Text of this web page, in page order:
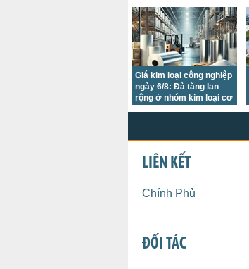
Giá kim loại công nghiệp
ngày 6/8: Đà tăng lan
rộng ở nhóm kim loại cơ
LIÊN KẾT
Chính Phủ
ĐỐI TÁC